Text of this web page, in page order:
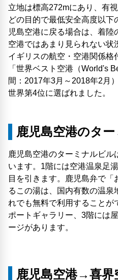
立地は標高272mにあり、有
どの目的で最低安全高度以
児島空港に戻る場合は、着
空港ではあまり見られない状
イギリスの航空・空港関係格
「世界ベスト空港（World's
間：2017年3月～2018年2月
世界第4位に選ばれました。
鹿児島空港のタ
鹿児島空港のターミナルビル
います。1階には空港温泉足
目を引きます。鹿児島弁で
るこの湯は、国内有数の温
れでも無料で利用することが
ポートギャラリー、3階には
ージがあります。
鹿児島空港→喜界